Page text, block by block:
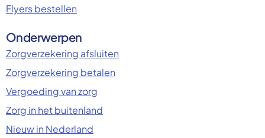
Flyers bestellen
Onderwerpen
Zorgverzekering afsluiten
Zorgverzekering betalen
Vergoeding van zorg
Zorg in het buitenland
Nieuw in Nederland